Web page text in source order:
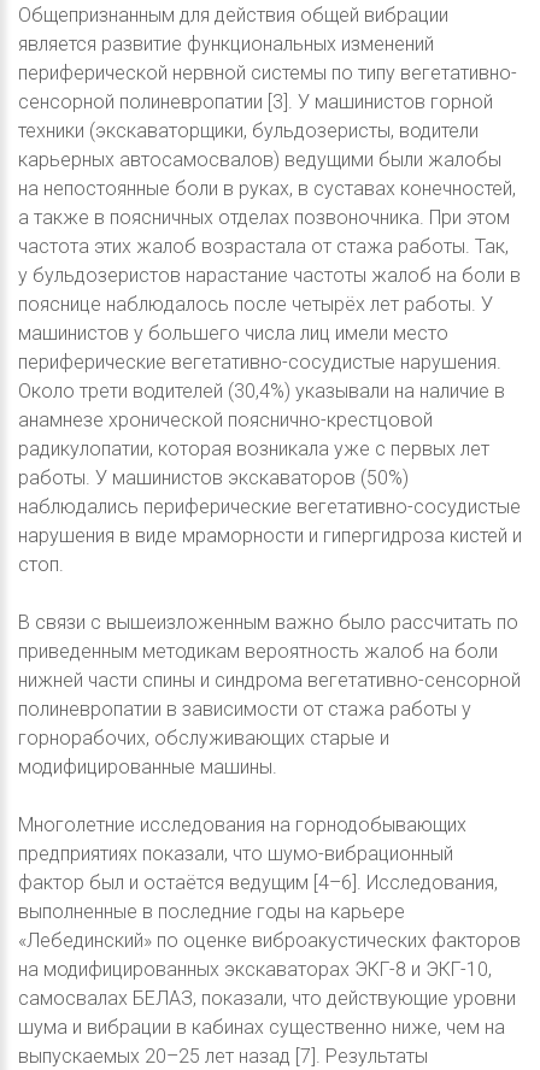
Общепризнанным для действия общей вибрации
является развитие функциональных изменений
периферической нервной системы по типу вегетативно-
сенсорной полиневропатии [3]. У машинистов горной
техники (экскаваторщики, бульдозеристы, водители
карьерных автосамосвалов) ведущими были жалобы
на непостоянные боли в руках, в суставах конечностей,
а также в поясничных отделах позвоночника. При этом
частота этих жалоб возрастала от стажа работы. Так,
у бульдозеристов нарастание частоты жалоб на боли в
пояснице наблюдалось после четырёх лет работы. У
машинистов у большего числа лиц имели место
периферические вегетативно-сосудистые нарушения.
Около трети водителей (30,4%) указывали на наличие в
анамнезе хронической пояснично-крестцовой
радикулопатии, которая возникала уже с первых лет
работы. У машинистов экскаваторов (50%)
наблюдались периферические вегетативно-сосудистые
нарушения в виде мраморности и гипергидроза кистей и
стоп.
В связи с вышеизложенным важно было рассчитать по
приведенным методикам вероятность жалоб на боли
нижней части спины и синдрома вегетативно-сенсорной
полиневропатии в зависимости от стажа работы у
горнорабочих, обслуживающих старые и
модифицированные машины.
Многолетние исследования на горнодобывающих
предприятиях показали, что шумо-вибрационный
фактор был и остаётся ведущим [4–6]. Исследования,
выполненные в последние годы на карьере
«Лебединский» по оценке виброакустических факторов
на модифицированных экскаваторах ЭКГ-8 и ЭКГ-10,
самосвалах БЕЛАЗ, показали, что действующие уровни
шума и вибрации в кабинах существенно ниже, чем на
выпускаемых 20–25 лет назад [7]. Результаты